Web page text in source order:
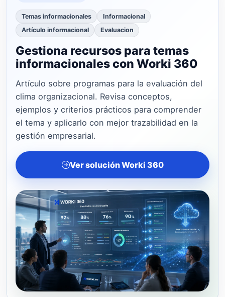
Temas informacionales
Informacional
Artículo informacional
Evaluacion
Gestiona recursos para temas
informacionales con Worki 360
Artículo sobre programas para la evaluación del
clima organizacional. Revisa conceptos,
ejemplos y criterios prácticos para comprender
el tema y aplicarlo con mejor trazabilidad en la
gestión empresarial.
Ver solución Worki 360